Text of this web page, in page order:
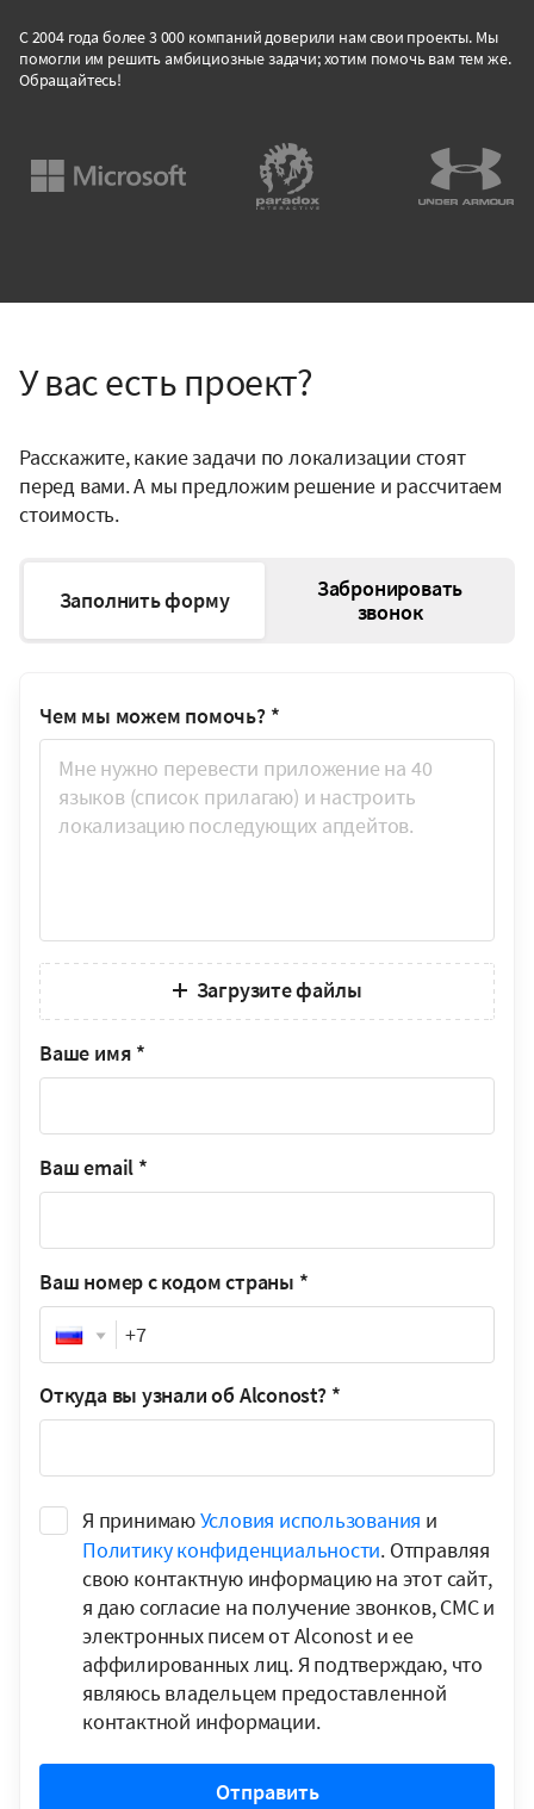
С 2004 года более 3 000 компаний доверили нам свои проекты. Мы
помогли им решить амбициозные задачи; хотим помочь вам тем же.
Обращайтесь!
У вас есть проект?
Расскажите, какие задачи по локализации стоят
перед вами. А мы предложим решение и рассчитаем
стоимость.
Заполнить форму
Забронировать
звонок
Чем мы можем помочь? *
Загрузите файлы
Ваше имя *
Ваш email *
Ваш номер с кодом страны *
Phone
Откуда вы узнали об Alconost? *
Я принимаюУсловия использования и
Политику конфиденциальности. Отправляя
свою контактную информацию на этот сайт,
я даю согласие на получение звонков, СМС и
электронных писем от Alconost и ее
аффилированных лиц. Я подтверждаю, что
являюсь владельцем предоставленной
контактной информации.
Отправить